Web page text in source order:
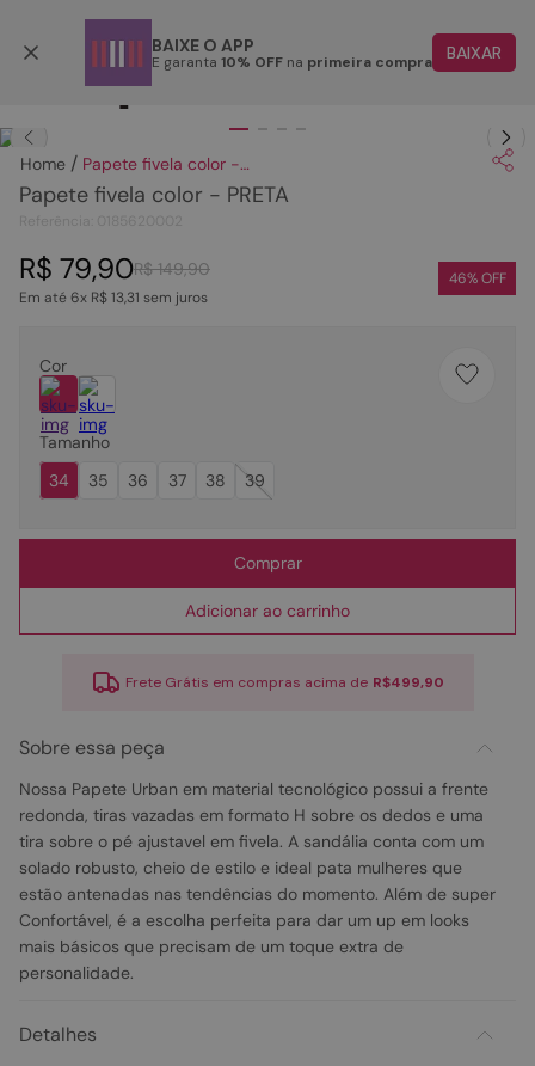
BAIXE O APP
E garanta 10% OFF na primeira compra BAIXAR
Papete fivela color - PRETA
Papete fivela color - PRETA
R$ 149,90
R$ 79,90
Em até6x R$13,31 sem juros
46% OFF
Cor
Tamanho
34
35 36 37 38 39
Comprar
Adicionar ao carrinho
Frete Grátis em compras acima de R$499,90
Sobre essa peça
Nossa Papete Urban em material tecnológico possui a frente
redonda, tiras vazadas em formato H sobre os dedos e uma
tira sobre o pé ajustavel em fivela. A sandália conta com um
solado robusto, cheio de estilo e ideal pata mulheres que
estão antenadas nas tendências do momento. Além de super
Confortável, é a escolha perfeita para dar um up em looks
mais básicos que precisam de um toque extra de
personalidade.
Detalhes
1
2º
tenis
4º
rasteira
5º
sandalia
bolsa
sapatilha
couro